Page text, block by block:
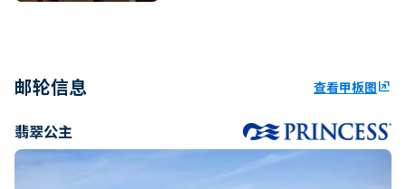
邮轮信息 查看甲板图ungroup
翡翠公主